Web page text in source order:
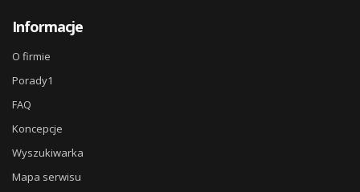
Informacje
O firmie
Porady1
FAQ
Koncepcje
Wyszukiwarka
Mapa serwisu